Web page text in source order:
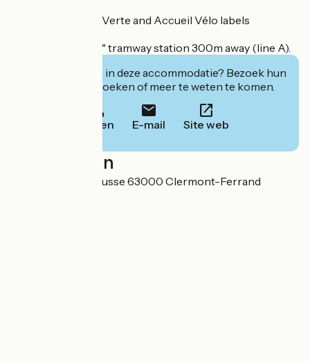
Lodging with Clef Verte and Accueil Vélo labels
Delille Montlosier" tramway station 300m away (line A).
Geïnteresseerd in deze accommodatie? Bezoek hun
website om te boeken of meer te weten te komen.
Bellen E-mail Site web
Localisation
48 rue Henri Barbusse 63000 Clermont-Ferrand